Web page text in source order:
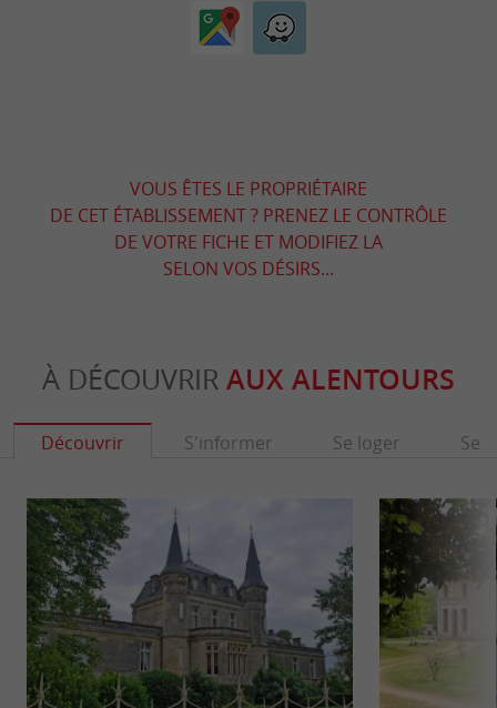
VOUS ÊTES LE PROPRIÉTAIRE
DE CET ÉTABLISSEMENT ? PRENEZ LE CONTRÔLE
DE VOTRE FICHE ET MODIFIEZ LA
SELON VOS DÉSIRS...
À DÉCOUVRIR AUX ALENTOURS
Découvrir S'informer Se loger Se